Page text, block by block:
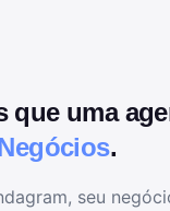
que uma
.
seu